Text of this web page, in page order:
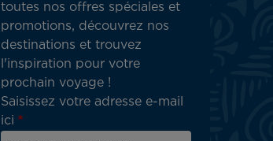
toutes nos offres spéciales et
promotions, découvrez nos
destinations et trouvez
l'inspiration pour votre
prochain voyage !
Saisissez votre adresse e-mail
ici